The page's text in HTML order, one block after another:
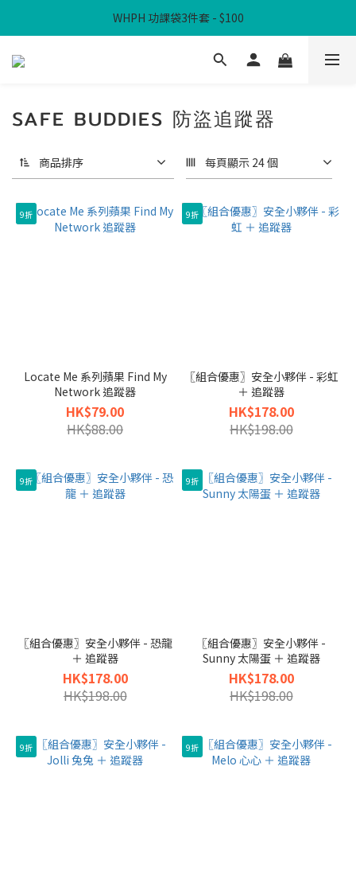
滿$300免本地運費
WHPH 功課袋3件套 - $100
滿$300免本地運費
SAFE BUDDIES 防盜追蹤器
商品排序 每頁顯示 24 個
9折
Locate Me 系列蘋果 Find My
Network 追蹤器
HK$79.00
HK$88.00
9折
〖組合優惠〗安全小夥伴 - 彩虹
＋ 追蹤器
HK$178.00
HK$198.00
9折
〖組合優惠〗安全小夥伴 - 恐龍
＋ 追蹤器
HK$178.00
HK$198.00
9折
〖組合優惠〗安全小夥伴 -
Sunny 太陽蛋 ＋ 追蹤器
HK$178.00
HK$198.00
9折 9折